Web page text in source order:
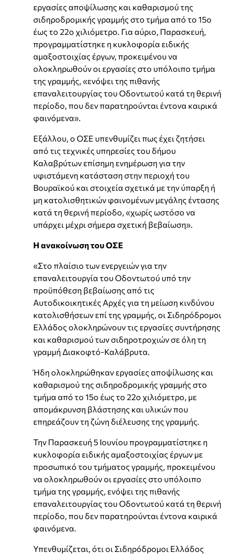
εργασίες αποψίλωσης και καθαρισμού της
σιδηροδρομικής γραμμής στο τμήμα από το 15ο
έως το 22ο χιλιόμετρο. Για αύριο, Παρασκευή,
προγραμματίστηκε η κυκλοφορία ειδικής
αμαξοστοιχίας έργων, προκειμένου να
ολοκληρωθούν οι εργασίες στο υπόλοιπο τμήμα
της γραμμής, «ενόψει της πιθανής
επαναλειτουργίας του Οδοντωτού κατά τη θερινή
περίοδο, που δεν παρατηρούνται έντονα καιρικά
φαινόμενα».
Εξάλλου, ο ΟΣΕ υπενθυμίζει πως έχει ζητήσει
από τις τεχνικές υπηρεσίες του δήμου
Καλαβρύτων επίσημη ενημέρωση για την
υφιστάμενη κατάσταση στην περιοχή του
Βουραϊκού και στοιχεία σχετικά με την ύπαρξη ή
μη κατολισθητικών φαινομένων μεγάλης έντασης
κατά τη θερινή περίοδο, «χωρίς ωστόσο να
υπάρχει μέχρι σήμερα σχετική βεβαίωση».
Η ανακοίνωση του ΟΣΕ
«Στο πλαίσιο των ενεργειών για την
επαναλειτουργία του Οδοντωτού υπό την
προϋπόθεση βεβαίωσης από τις
Αυτοδικοικητικές Αρχές για τη μείωση κινδύνου
κατολισθήσεων επί της γραμμής, οι Σιδηρόδρομοι
Ελλάδος ολοκληρώνουν τις εργασίες συντήρησης
και καθαρισμού των σιδηροτροχιών σε όλη τη
γραμμή Διακοφτό-Καλάβρυτα.
Ήδη ολοκληρώθηκαν εργασίες αποψίλωσης και
καθαρισμού της σιδηροδρομικής γραμμής στο
τμήμα από το 15ο έως το 22ο χιλιόμετρο, με
απομάκρυνση βλάστησης και υλικών που
επηρεάζουν τη ζώνη διέλευσης της γραμμής.
Την Παρασκευή 5 Ιουνίου προγραμματίστηκε η
κυκλοφορία ειδικής αμαξοστοιχίας έργων με
προσωπικό του τμήματος γραμμής, προκειμένου
να ολοκληρωθούν οι εργασίες στο υπόλοιπο
τμήμα της γραμμής, ενόψει της πιθανής
επαναλειτουργίας του Οδοντωτού κατά τη θερινή
περίοδο, που δεν παρατηρούνται έντονα καιρικά
φαινόμενα.
Υπενθυμίζεται, ότι οι Σιδηρόδρομοι Ελλάδος